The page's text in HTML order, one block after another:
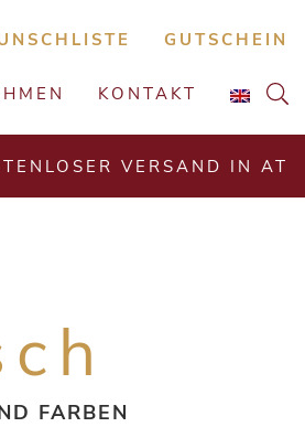
GUTSCHEIN
KONTAKT
VERSAND IN AT
FARBEN